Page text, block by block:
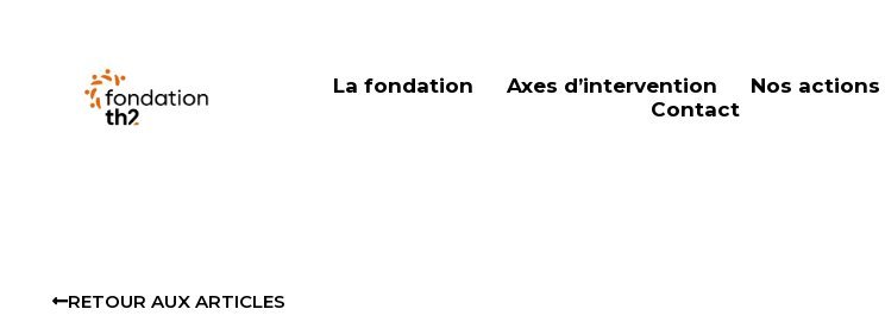
La fondation Axes d’intervention Nos actions
Contact
RETOUR AUX ARTICLES